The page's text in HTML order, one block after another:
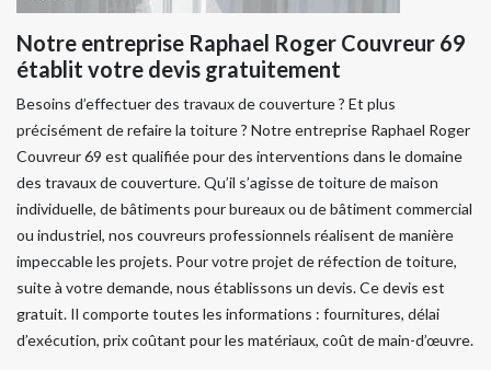
Notre entreprise Raphael Roger Couvreur 69
établit votre devis gratuitement
Besoins d’effectuer des travaux de couverture ? Et plus
précisément de refaire la toiture ? Notre entreprise Raphael Roger
Couvreur 69 est qualifiée pour des interventions dans le domaine
des travaux de couverture. Qu’il s’agisse de toiture de maison
individuelle, de bâtiments pour bureaux ou de bâtiment commercial
ou industriel, nos couvreurs professionnels réalisent de manière
impeccable les projets. Pour votre projet de réfection de toiture,
suite à votre demande, nous établissons un devis. Ce devis est
gratuit. Il comporte toutes les informations : fournitures, délai
d’exécution, prix coûtant pour les matériaux, coût de main-d’œuvre.